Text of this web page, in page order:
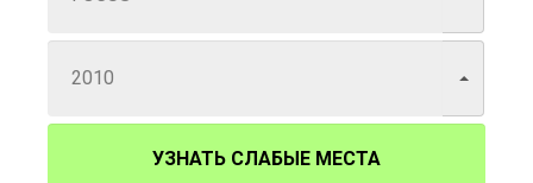
УЗНАТЬ СЛАБЫЕ МЕСТА